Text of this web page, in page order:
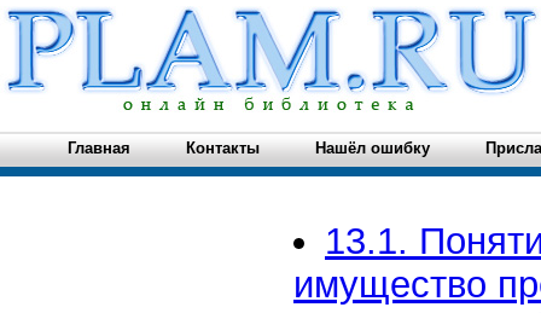
Главная Контакты Нашёл ошибку
13.1.
имущество